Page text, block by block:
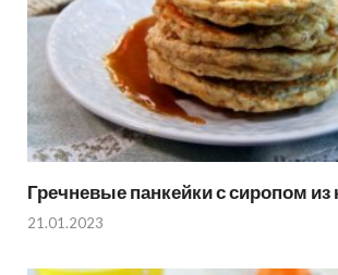
Гречневые панкейки с сиропом из
21.01.2023